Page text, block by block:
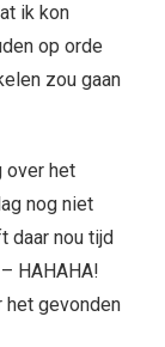
ik kon
op orde
zou gaan
over het
nog niet
daar nou tijd
HAHAHA!
het gevonden